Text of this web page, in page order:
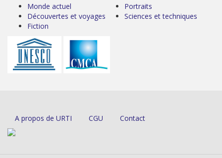
Monde actuel
Découvertes et voyages
Fiction
Portraits
Sciences et techniques
A propos de URTI CGU Contact